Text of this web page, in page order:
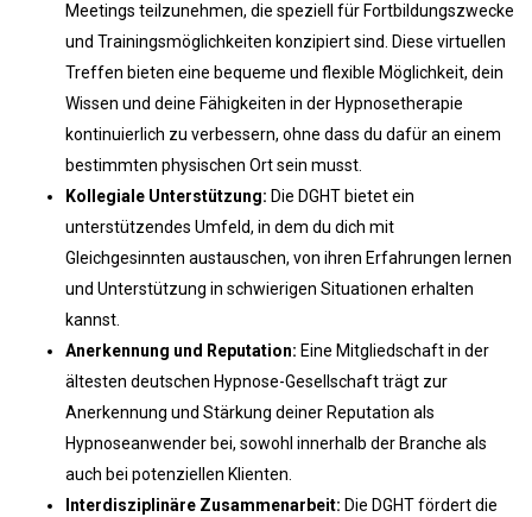
Meetings teilzunehmen, die speziell für Fortbildungszwecke
und Trainingsmöglichkeiten konzipiert sind. Diese virtuellen
Treffen bieten eine bequeme und flexible Möglichkeit, dein
Wissen und deine Fähigkeiten in der Hypnosetherapie
kontinuierlich zu verbessern, ohne dass du dafür an einem
bestimmten physischen Ort sein musst.
Kollegiale Unterstützung: Die DGHT bietet ein
unterstützendes Umfeld, in dem du dich mit
Gleichgesinnten austauschen, von ihren Erfahrungen lernen
und Unterstützung in schwierigen Situationen erhalten
kannst.
Anerkennung und Reputation: Eine Mitgliedschaft in der
ältesten deutschen Hypnose-Gesellschaft trägt zur
Anerkennung und Stärkung deiner Reputation als
Hypnoseanwender bei, sowohl innerhalb der Branche als
auch bei potenziellen Klienten.
Interdisziplinäre Zusammenarbeit: Die DGHT fördert die